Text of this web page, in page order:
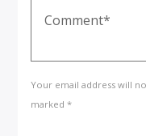
Your email address will
marked *